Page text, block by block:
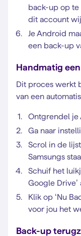
back-up op te
dit account
Je Android
een back-up
Handmatig
Dit proces werkt
van een
Ontgrendel je
Ga naar
Scrol in de lijst
Samsungs
Schuif het
Google Drive’
Klik op ‘Nu
voor jou het
Back-up